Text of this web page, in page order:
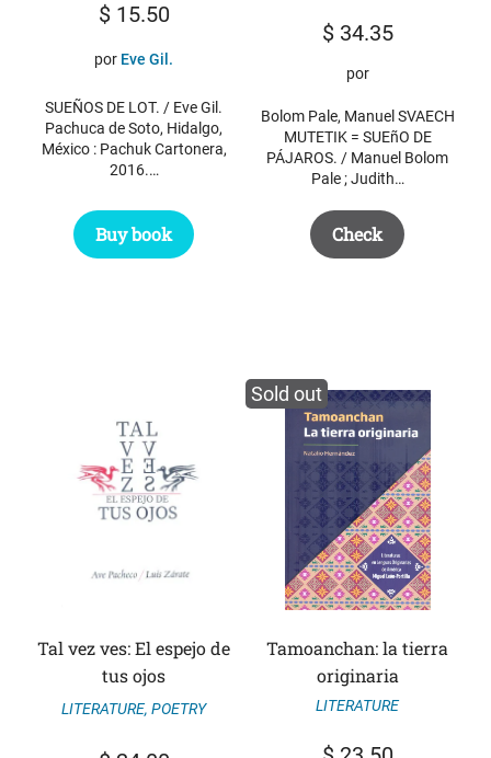
$15.50
por Eve Gil.
SUEÑOS DE LOT. / Eve Gil.
Pachuca de Soto, Hidalgo,
México : Pachuk Cartonera,
2016.…
Buy book
$34.35
por
Bolom Pale, Manuel SVAECH
MUTETIK = SUEñO DE
PÁJAROS. / Manuel Bolom
Pale ; Judith…
Check
Tal vez ves: El espejo de
tus ojos
LITERATURE, POETRY
Sold out
Tamoanchan: la tierra
originaria
LITERATURE